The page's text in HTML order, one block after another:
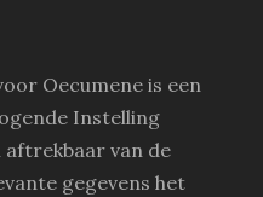
Oecumene is een
Instelling
aftrekbaar van de
gegevens het